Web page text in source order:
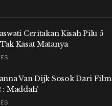
Ceritakan Kisah Pilu 5
Kasat Matanya
Van Dijk Sosok Dari Film
: Maddah’